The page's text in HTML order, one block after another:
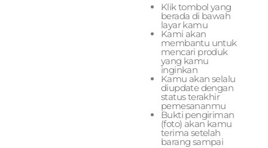
Klik tombol yang
berada di bawah
layar kamu
Kami akan
membantu untuk
mencari produk
yang kamu
inginkan
Kamu akan selalu
diupdate dengan
status terakhir
pemesananmu
Bukti pengiriman
(foto) akan kamu
terima setelah
barang sampai